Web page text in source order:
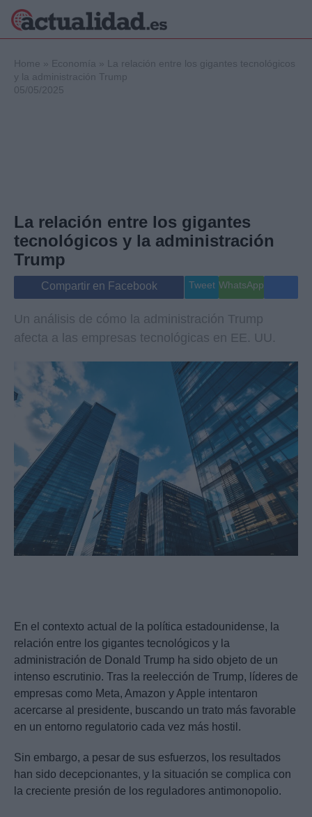
Internacional
Viajes
Gente
Musica
Home » Economía »
La relación entre los gigantes tecnológicos
y la administración Trump
05/05/2025
La relación entre los gigantes
tecnológicos y la administración
Trump
Compartir en Facebook Tweet WhatsApp
Un análisis de cómo la administración Trump
afecta a las empresas tecnológicas en EE. UU.
En el contexto actual de la política estadounidense, la
relación entre los gigantes tecnológicos y la
administración de Donald Trump ha sido objeto de un
intenso escrutinio. Tras la reelección de Trump, líderes de
empresas como Meta, Amazon y Apple intentaron
acercarse al presidente, buscando un trato más favorable
en un entorno regulatorio cada vez más hostil.
Sin embargo, a pesar de sus esfuerzos, los resultados
han sido decepcionantes, y la situación se complica con
la creciente presión de los reguladores antimonopolio.